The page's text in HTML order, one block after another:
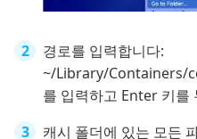
경로를 입력합니다:
~/Library/Containers/
를 입력하고 Enter 키를
캐시 폴더에 있는 모든